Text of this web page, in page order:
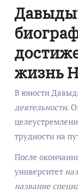
жизнь
В юности
деятельности.
трудности на
После
университет
название